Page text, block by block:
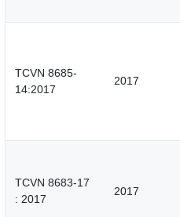
TCVN 8685-
14:2017
2017
TCVN 8683-17
: 2017
2017